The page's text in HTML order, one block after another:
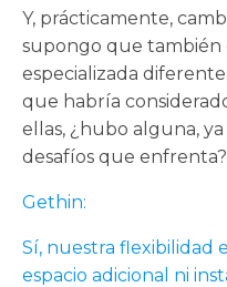
Y, prácticamente,
supongo que también
especializada
que habría
ellas, ¿hubo alguna,
desafíos que enfrenta?
Gethin:
Sí, nuestra flexibilidad
espacio adicional ni